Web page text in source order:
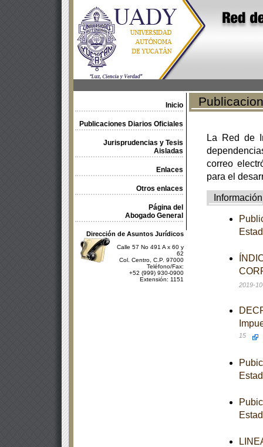
Inicio
Publicaciones Diarios Oficiales
Jurisprudencias y Tesis
Aisladas
Enlaces
Otros enlaces
Página del
Abogado General
Dirección de Asuntos Jurídicos
Calle 57 No 491 A x 60 y
62
Col. Centro, C.P. 97000
Teléfono/Fax:
+52 (999) 930-0900
Extensión: 1151
La Red de
correo
para el
Información
2019-
15